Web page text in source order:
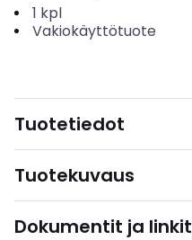
1 kpl
Vakiokäyttötuote
Tuotetiedot
Tuotekuvaus
Dokumentit ja linkit